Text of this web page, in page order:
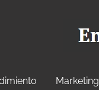
Marketing